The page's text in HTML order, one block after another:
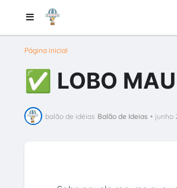
Página inicial
✅ LOBO MAU
balão de idéias Balão de Ideias • junho